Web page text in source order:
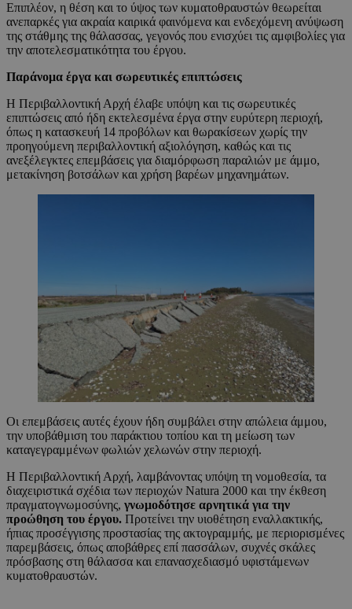
Επιπλέον, η θέση και το ύψος των κυματοθραυστών θεωρείται
ανεπαρκές για ακραία καιρικά φαινόμενα και ενδεχόμενη ανύψωση
της στάθμης της θάλασσας, γεγονός που ενισχύει τις αμφιβολίες για
την αποτελεσματικότητα του έργου.
Παράνομα έργα και σωρευτικές επιπτώσεις
Η Περιβαλλοντική Αρχή έλαβε υπόψη και τις σωρευτικές
επιπτώσεις από ήδη εκτελεσμένα έργα στην ευρύτερη περιοχή,
όπως η κατασκευή 14 προβόλων και θωρακίσεων χωρίς την
προηγούμενη περιβαλλοντική αξιολόγηση, καθώς και τις
ανεξέλεγκτες επεμβάσεις για διαμόρφωση παραλιών με άμμο,
μετακίνηση βοτσάλων και χρήση βαρέων μηχανημάτων.
Οι επεμβάσεις αυτές έχουν ήδη συμβάλει στην απώλεια άμμου,
την υποβάθμιση του παράκτιου τοπίου και τη μείωση των
καταγεγραμμένων φωλιών χελωνών στην περιοχή.
Η Περιβαλλοντική Αρχή, λαμβάνοντας υπόψη τη νομοθεσία, τα
διαχειριστικά σχέδια των περιοχών Natura 2000 και την έκθεση
πραγματογνωμοσύνης, γνωμοδότησε αρνητικά για την
προώθηση του έργου. Προτείνει την υιοθέτηση εναλλακτικής,
ήπιας προσέγγισης προστασίας της ακτογραμμής, με περιορισμένες
παρεμβάσεις, όπως αποβάθρες επί πασσάλων, συχνές σκάλες
πρόσβασης στη θάλασσα και επανασχεδιασμό υφιστάμενων
κυματοθραυστών.